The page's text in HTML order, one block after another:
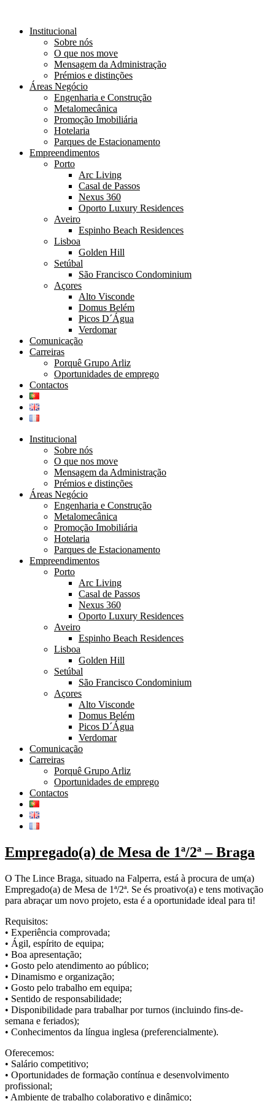
Institucional
Sobre nós
O que nos move
Mensagem da Administração
Prémios e distinções
Áreas Negócio
Engenharia e Construção
Metalomecânica
Promoção Imobiliária
Hotelaria
Parques de Estacionamento
Empreendimentos
Porto
Arc Living
Casal de Passos
Nexus 360
Oporto Luxury Residences
Aveiro
Espinho Beach Residences
Lisboa
Golden Hill
Setúbal
São Francisco Condominium
Açores
Alto Visconde
Domus Belém
Picos D´Água
Verdomar
Comunicação
Carreiras
Porquê Grupo Arliz
Oportunidades de emprego
Contactos
Institucional
Sobre nós
O que nos move
Mensagem da Administração
Prémios e distinções
Áreas Negócio
Engenharia e Construção
Metalomecânica
Promoção Imobiliária
Hotelaria
Parques de Estacionamento
Empreendimentos
Porto
Arc Living
Casal de Passos
Nexus 360
Oporto Luxury Residences
Aveiro
Espinho Beach Residences
Lisboa
Golden Hill
Setúbal
São Francisco Condominium
Açores
Alto Visconde
Domus Belém
Picos D´Água
Verdomar
Comunicação
Carreiras
Porquê Grupo Arliz
Oportunidades de emprego
Contactos
Empregado(a) de Mesa de 1ª/2ª – Braga
O The Lince Braga, situado na Falperra, está à procura de um(a)
Empregado(a) de Mesa de 1ª/2ª. Se és proativo(a) e tens motivação
para abraçar um novo projeto, esta é a oportunidade ideal para ti!
Requisitos:
• Experiência comprovada;
• Ágil, espírito de equipa;
• Boa apresentação;
• Gosto pelo atendimento ao público;
• Dinamismo e organização;
• Gosto pelo trabalho em equipa;
• Sentido de responsabilidade;
• Disponibilidade para trabalhar por turnos (incluindo fins-de-
semana e feriados);
• Conhecimentos da língua inglesa (preferencialmente).
Oferecemos:
• Salário competitivo;
• Oportunidades de formação contínua e desenvolvimento
profissional;
• Ambiente de trabalho colaborativo e dinâmico;